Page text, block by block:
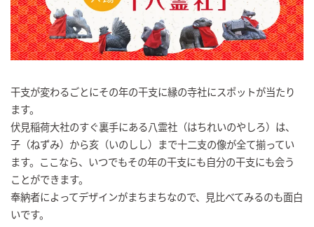
干支が変わるごとにその年の干支に縁の寺社にスポットが当たり
ます。
伏見稲荷大社のすぐ裏手にある八霊社（はちれいのやしろ）は、
子（ねずみ）から亥（いのしし）まで十二支の像が全て揃ってい
ます。ここなら、いつでもその年の干支にも自分の干支にも会う
ことができます。
奉納者によってデザインがまちまちなので、見比べてみるのも面白
いです。